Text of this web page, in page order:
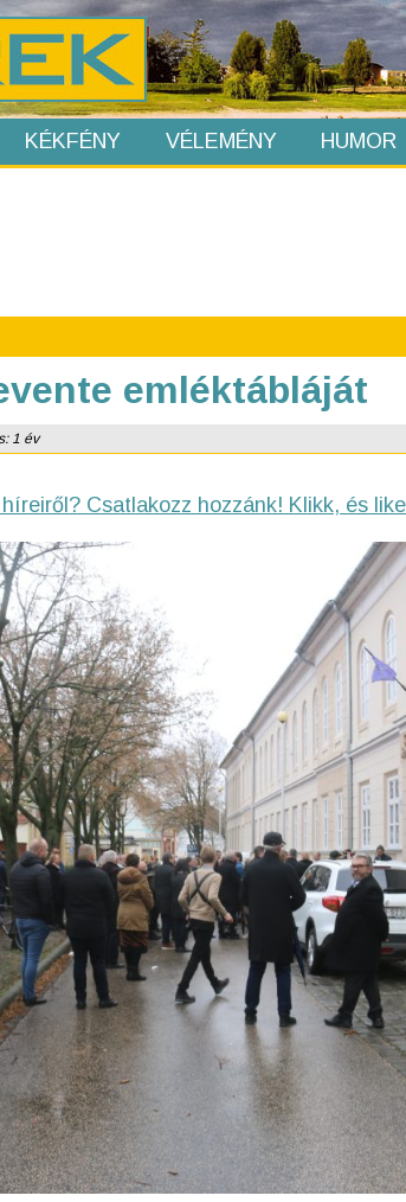
KÉKFÉNY VÉLEMÉNY HUMOR
emléktábláját
1 év
Csatlakozz hozzánk! Klikk, és